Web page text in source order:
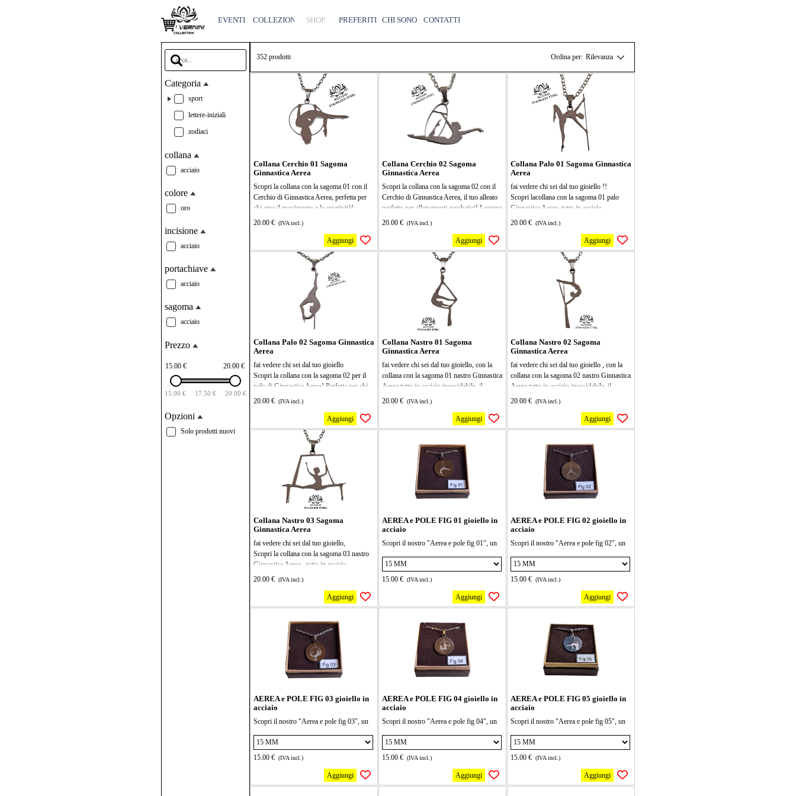
Salta menù
EVENTI COLLEZIONI ▼
SHOP PREFERITI CHI SONO CONTATTI
Categoria
sport
lettere-iniziali
zodiaci
collana
acciaio
colore
oro
incisione
acciaio
portachiave
acciaio
sagoma
acciaio
Prezzo
15.00 € 20.00 €
15.00 € 17.50 € 20.00 €
Opzioni
Solo prodotti nuovi
352 prodotti Ordina per: Rilevanza
Collana Cerchio 01 Sagoma
Ginnastica Aerea
Scopri la collana con la sagoma 01 con il
Cerchio di Ginnastica Aerea, perfetta per
chi ama il movimento e la creatività!
Leggera e resistente, ti accompagnerà in
tuo fitness a un livello superiore e divertiti
a esplorare nuove figure!
tutto in acciaio inossidabile, il ciondolo
misura 27x15mm, la collana mis 40 cm più
fai vedere chi sei dal tuo gioiello
20.00 € (IVA incl.)
Aggiungi
Collana Cerchio 02 Sagoma
Ginnastica Aerea
Scopri la collana con la sagoma 02 con il
Cerchio di Ginnastica Aerea, il tuo alleato
perfetto per allenamenti acrobatici! Leggera
e resistente, è ideale per chi ama la
performance al livello successivo. Divertiti
a esercitarti e stupire tutti con le tue
fai vedere chi sei dal tuo gioiello
tutto in acciaio inossidabile, il ciondolo
misura 17x30mm, la collana mis 40 cm più
5 di allungamento,
20.00 € (IVA incl.)
Aggiungi
Collana Palo 01 Sagoma Ginnastica
Aerea
fai vedere chi sei dal tuo gioiello !!
Scopri lacollana con la sagoma 01 palo
Ginnastica Aerea, tutto in acciaio
inossidabile, il ciondolo misura 27x15mm,
il tuo alleato perfetto per allenamenti
acrobatici! Leggera e resistente, è ideale per
chi ama sfidare la gravità e divertirsi nel
miglior modo possibile. Porta la tua
passione per la ginnastica aerea a un livello
20.00 € (IVA incl.)
Aggiungi
Collana Palo 02 Sagoma Ginnastica
Aerea
fai vedere chi sei dal tuo gioiello
Scopri la collana con la sagoma 02 per il
palo di Ginnastica Aerea! Perfetta per chi
ama esibirsi e allenarsi, questa sagoma è
montare. Ideale per dare un tocco di
professionalità ai tuoi esercizi e
impressionare tutti con le tue acrobazie!
tutto in acciaio inossidabile, il ciondolo
misura 31x10mm, la collana mis 40 cm più
5 di allungamento,
20.00 € (IVA incl.)
Aggiungi
Collana Nastro 01 Sagoma
Ginnastica Aerea
fai vedere chi sei dal tuo gioiello, con la
collana con la sagoma 01 nastro Ginnastica
Aerea tutto in acciaio inossidabile, il
ciondolo misura 13x27mm, la collana mis
chi ama allenarsi in modo creativo!
Leggera e resistente, ti aiuterà a migliorare
di ginnastica a un livello superiore. Ideale
per ogni appassionato di fitness, è il
compagno perfetto per il tuo workout!
20.00 € (IVA incl.)
Aggiungi
Collana Nastro 02 Sagoma
Ginnastica Aerea
fai vedere chi sei dal tuo gioiello , con la
collana con la sagoma 02 nastro Ginnastica
Aerea,tutto in acciaio inossidabile, il
ciondolo misura 30x11mm, la collana mis
chi ama allenarsi in modo creativo e
divertente! Leggera e resistente, ti aiuterà a
ogni esercizio un gioco. Ideale per
principianti e esperti, portala con te
ovunque per un workout dinamico e
20.00 € (IVA incl.)
Aggiungi
Collana Nastro 03 Sagoma
Ginnastica Aerea
fai vedere chi sei dal tuo gioiello,
Scopri la collana con la sagoma 03 nastro
Ginnastica Aerea, ,tutto in acciaio
inossidabile, il ciondolo misura 34x26mm,
perfetta per chi ama sfidare la gravità!
Questo nastro è super resistente e ti aiuterà
equilibrio mentre ti diverti. Ideale per
principianti e esperti, è il compagno
perfetto per le tue sessioni di allenamento
acrobatico. Non perdere l'occasione di
provare qualcosa di nuovo!
20.00 € (IVA incl.)
Aggiungi
AEREA e POLE FIG 01 gioiello in
acciaio
Scopri il nostro "Aerea e pole fig 01", un
moderno. Perfetto per chi cerca un tocco di
eleganza senza rinunciare alla comodità.
la collana è lunga 40 cm + 5cm di
dimensioni 15 e 20 mm seleziona la forma
15.00 € (IVA incl.)
Aggiungi
AEREA e POLE FIG 02 gioiello in
acciaio
Scopri il nostro "Aerea e pole fig 02", un
moderno. Perfetto per chi cerca un tocco di
eleganza senza rinunciare alla comodità.
la collana è lunga 40 cm + 5cm di
dimensioni 15 e 20 mm seleziona la forma
15.00 € (IVA incl.)
Aggiungi
AEREA e POLE FIG 03 gioiello in
acciaio
Scopri il nostro "Aerea e pole fig 03", un
moderno. Perfetto per chi cerca un tocco di
eleganza senza rinunciare alla comodità.
la collana è lunga 40 cm + 5cm di
15.00 € (IVA incl.)
Aggiungi
AEREA e POLE FIG 04 gioiello in
acciaio
Scopri il nostro "Aerea e pole fig 04", un
moderno. Perfetto per chi cerca un tocco di
eleganza senza rinunciare alla comodità.
la collana è lunga 40 cm + 5cm di
15.00 € (IVA incl.)
Aggiungi
AEREA e POLE FIG 05 gioiello in
acciaio
Scopri il nostro "Aerea e pole fig 05", un
moderno. Perfetto per chi cerca un tocco di
eleganza senza rinunciare alla comodità.
la collana è lunga 40 cm + 5cm di
15.00 € (IVA incl.)
Aggiungi